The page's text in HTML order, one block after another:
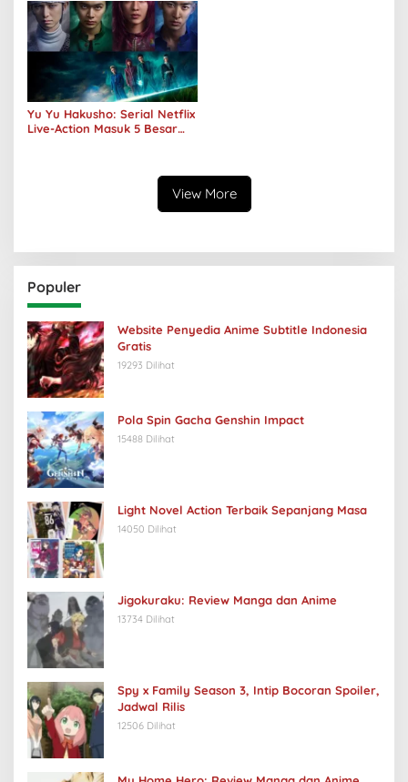
Yu Yu Hakusho: Serial Netflix
Live-Action Masuk 5 Besar
View More
Populer
Website Penyedia Anime Subtitle Indonesia
Gratis
19293 Dilihat
Pola Spin Gacha Genshin Impact
15488 Dilihat
Light Novel Action Terbaik Sepanjang Masa
14050 Dilihat
Jigokuraku: Review Manga dan Anime
13734 Dilihat
Spy x Family Season 3, Intip Bocoran Spoiler,
Jadwal Rilis
12506 Dilihat